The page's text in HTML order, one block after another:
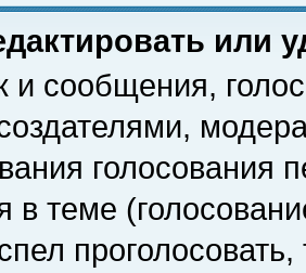
или
и сообщения,
голосования
в теме